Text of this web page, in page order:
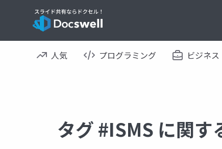
人気 プログラミング ビジネス
タグ #ISMS に関す